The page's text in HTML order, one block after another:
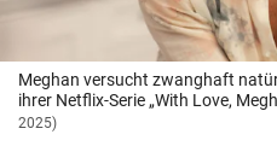
Muthgasse 2, 1190 Wien
Meghan versucht zwanghaft
ihrer Netflix-Serie „With Love,
2025)